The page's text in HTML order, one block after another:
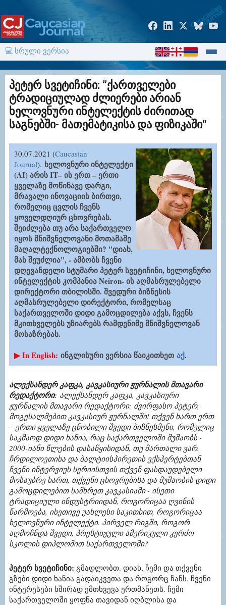
💻 სრული ვერსია
პეტერ სვეტიჩინი: ”ქართველები
ტრადიციულად ძლიერები არიან
ხელოვნური ინტელექტის ძირითად
საგნებში- მათემატიკისა და ფიზიკაში“
30.07.2021 (Caucasian
Journal). ხელოვნური ინტელექტი
(AI) არის IT– ის ერთ – ერთი
ყველაზე მოწინავე დარგი,
მრავალი ინოვაციის ბირთვი,
რომელიც ცვლის ჩვენს
ყოველდღიურ ცხოვრებას.
შეიძლება თუ არა საქართველო
იყოს მნიშვნელოვანი მოთამაშე
მაღალტექნოლოგიებში? "დიახ,
მას შეუძლია", - ამბობს ჩვენი
დღევანდელი სტუმარი პეტერ სვეტიჩინი, ხელოვნური
ინტელექტის კომპანია Neiron- ის აღმასრულებელი
დირექტორი თბილისში. შვედური ბიზნესის
აღმასრულებელი დირექტორი, რომელსაც
საქართველოში დიდი გამოცდილება აქვს, ჩვენს
მკითხველებს უზიარებს რამდენიმე მნიშვნელოვან
მოსაზრებას.
▶ In English: ინგლისური ვერსია წაიკითხეთ აქ.
ალექსანდერ კაფკა, კავკასიური ჟურნალის მთავარი
რედაქტორი: ალექსანდერ კაფკა, კავკასიური
ჟურნალის მთავარი რედაქტორი: ძვირფასო პეტერ,
მოგესალმებით კავკასიურ ჟურნალში! თქვენ ხართ ერთ
– ერთი ყველაზე ცნობილი შვედი ბიზნესმენი, რომელიც
საკმაოდ დიდი ხანია, რაც საქართველოში მუშაობს -
2000-იანი წლების დასაწყისიდან, თუ მართალი ვარ.
ჩრდილოეთისა და ბალტიისპირეთის ექსპერტებთან
ჩვენი ინტერვიუს სერიისთვის თქვენ ფასდაუდებელი
მოსაუბრე ხართ, თქვენი ცხოვრებისა და მუშაობის დიდი
გამოცდილებით სამხრეთ კავკასიაში - ისეთი
ტრადიციული ინდუსტრიიდან, როგორიცაა ღვინის
წარმოება, ისეთივე უახლესი საკითხით, როგორიცაა
ხელოვნური ინტელექტი. პირველ რიგში, როგორ
აღმოჩნდა შვედი, პრესტიჟული ამერიკული კერძო
სკოლის დიპლომით საქართველოში?
პეტერ სვეტიჩინი: გმადლობთ. დიახ, ჩემი და თქვენი
გზები დიდი ხანია გადაიკვეთა და როგორც ჩანს, ჩვენი
ინტერესები ხშირად ემთხვევა ერთმანეთს. ჩემი
საქართველოში ყოფნა თავიდან იღბლისა და